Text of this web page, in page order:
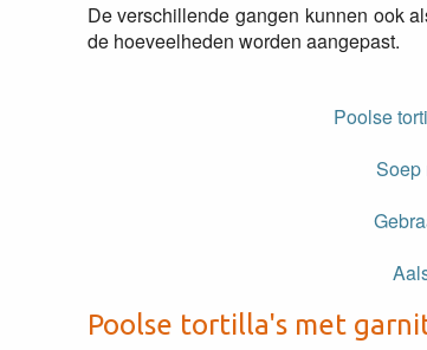
De verschillende gangen kunnen ook
de hoeveelheden worden aangepast.
Poolse
Soep
Poolse tortilla's met